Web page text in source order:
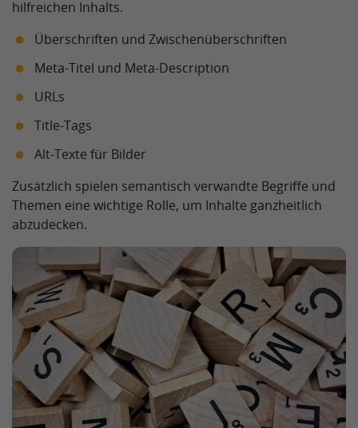
hilfreichen Inhalts.
Überschriften und Zwischenüberschriften
Meta-Titel und Meta-Description
URLs
Title-Tags
Alt-Texte für Bilder
Zusätzlich spielen semantisch verwandte Begriffe und
Themen eine wichtige Rolle, um Inhalte ganzheitlich
abzudecken.